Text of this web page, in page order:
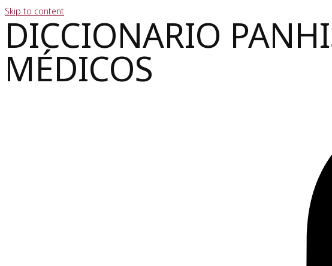
Skip to content
DICCIONARIO
MÉDICOS